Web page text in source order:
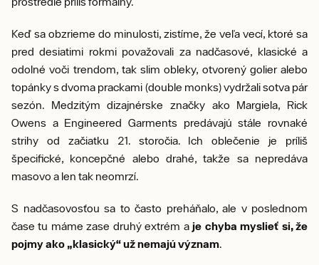
Keď sa obzrieme do minulosti, zistíme, že veľa vecí, ktoré sa
pred desiatimi rokmi považovali za nadčasové, klasické a
odolné voči trendom, tak slim obleky, otvorený golier alebo
topánky s dvoma prackami (double monks) vydržali sotva pár
sezón. Medzitým dizajnérske značky ako Margiela, Rick
Owens a Engineered Garments predávajú stále rovnaké
strihy od začiatku 21. storočia. Ich oblečenie je príliš
špecifické, koncepčné alebo drahé, takže sa nepredáva
masovo a len tak neomrzí.
S nadčasovosťou sa to často preháňalo, ale v poslednom
čase tu máme zase druhý extrém a je chyba myslieť si, že
pojmy ako „klasický“ už nemajú význam.